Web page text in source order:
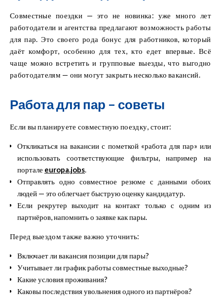
Совместные поездки — это не новинка: уже много лет
работодатели и агентства предлагают возможность работы
для пар. Это своего рода бонус для работников, который
даёт комфорт, особенно для тех, кто едет впервые. Всё
чаще можно встретить и групповые выезды, что выгодно
работодателям — они могут закрыть несколько вакансий.
Работа для пар – советы
Если вы планируете совместную поездку, стоит:
Откликаться на вакансии с пометкой «работа для пар» или
использовать соответствующие фильтры, например на
портале europa.jobs.
Отправлять одно совместное резюме с данными обоих
людей — это облегчает быструю оценку кандидатур.
Если рекрутер выходит на контакт только с одним из
партнёров, напомнить о заявке как пары.
Перед выездом также важно уточнить:
Включает ли вакансия позиции для пары?
Учитывает ли график работы совместные выходные?
Какие условия проживания?
Каковы последствия увольнения одного из партнёров?